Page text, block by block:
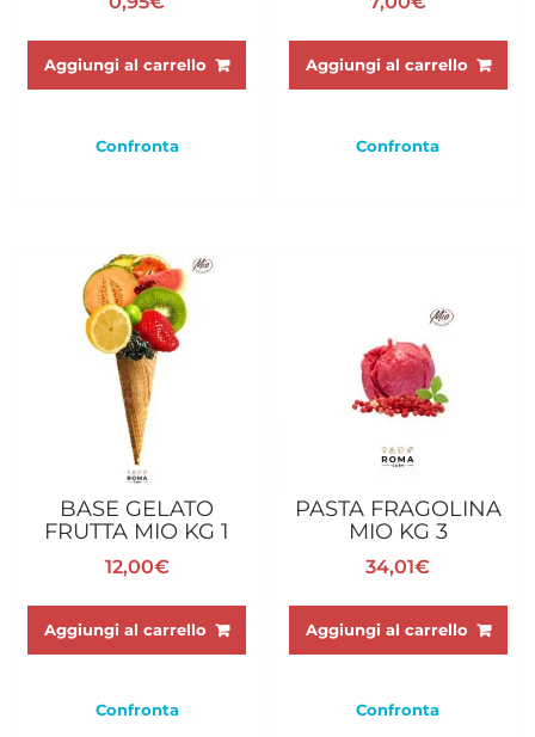
Aggiungi al carrello
Confronta
Aggiungi al carrello
Confronta
BASE GELATO
FRUTTA MIO KG 1
12,00€
Aggiungi al carrello
Confronta
PASTA FRAGOLINA
MIO KG 3
34,01€
Aggiungi al carrello
Confronta